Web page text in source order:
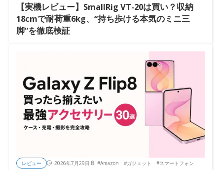
【実機レビュー】SmallRig VT-20は買い？収納
18cmで耐荷重6kg、“持ち歩ける本気のミニ三
脚”を徹底検証
レビュー 2026年7月29日 #Amazon #ガジェット #スマートフォン